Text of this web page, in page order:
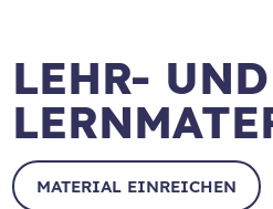
LEHR- UND
MATERIAL EINREICHEN